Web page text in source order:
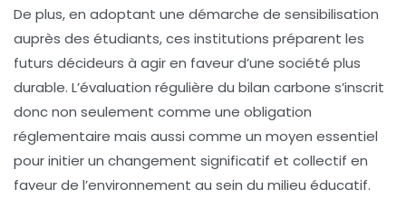
De plus, en adoptant une démarche de sensibilisation
auprès des étudiants, ces institutions préparent les
futurs décideurs à agir en faveur d’une société plus
durable. L’évaluation régulière du bilan carbone s’inscrit
donc non seulement comme une obligation
réglementaire mais aussi comme un moyen essentiel
pour initier un changement significatif et collectif en
faveur de l’environnement au sein du milieu éducatif.